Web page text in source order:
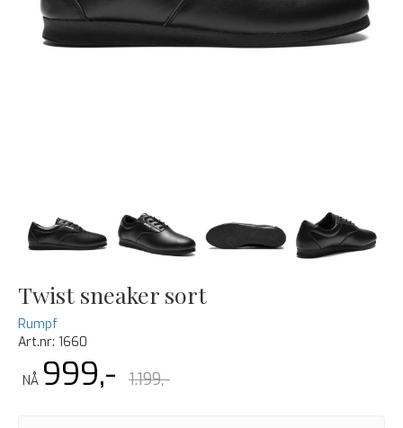
Previous Next
Twist sneaker sort
Rumpf
Art.nr: 1660
NÅ 999,- 1.199,-